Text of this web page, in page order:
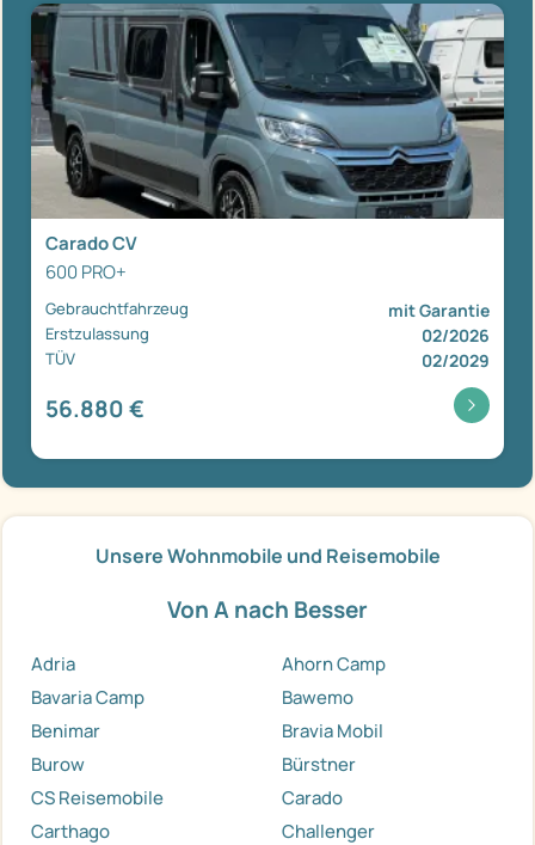
Carado CV
600 PRO+
Gebrauchtfahrzeug mit Garantie
Erstzulassung 02/2026
TÜV 02/2029
56.880 €
Unsere Wohnmobile und Reisemobile
Von A nach Besser
Adria
Ahorn Camp
Bavaria Camp
Bawemo
Benimar
Bravia Mobil
Burow
Bürstner
CS Reisemobile
Carado
Carthago
Challenger